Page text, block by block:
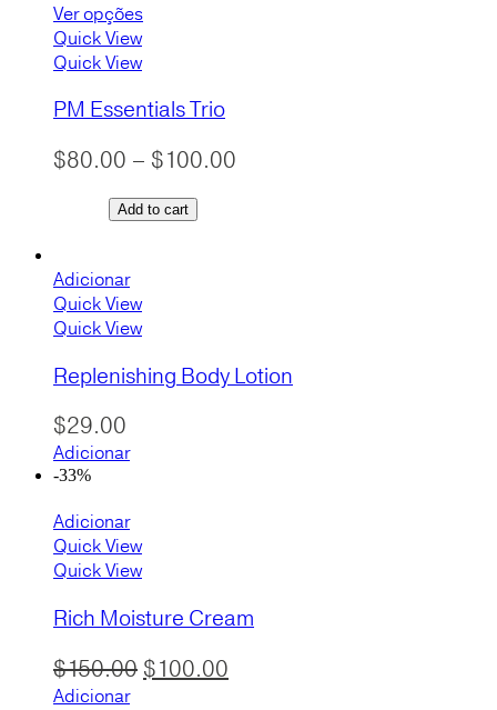
Ver opções
Quick View
Quick View
PM Essentials Trio
$80.00 – $100.00
Add to cart
Adicionar
Quick View
Quick View
Replenishing Body Lotion
$29.00
Adicionar
-33%
Adicionar
Quick View
Quick View
Rich Moisture Cream
$150.00 O
$100.00
Adicionar